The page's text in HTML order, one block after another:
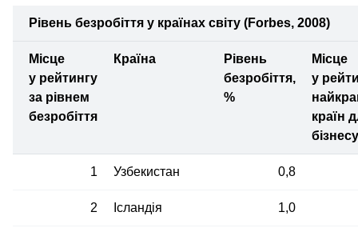
Рівень безробіття у країнах світу (Forbes, 2008)
Місце
у рейтингу
за рівнем
безробіття
Країна
Рівень
безробіття,
%
Місце
у
країн
бізнесу
1 Узбекистан 0,8
2 Ісландія 1,0